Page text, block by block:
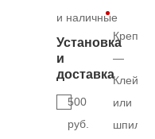
и наличные
Установка
и
доставка
500
руб.
—
Клей
или